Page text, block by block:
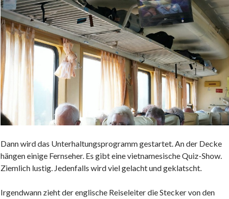
Dann wird das Unterhaltungsprogramm gestartet. An der Decke
hängen einige Fernseher. Es gibt eine vietnamesische Quiz-Show.
Ziemlich lustig. Jedenfalls wird viel gelacht und geklatscht.
Irgendwann zieht der englische Reiseleiter die Stecker von den